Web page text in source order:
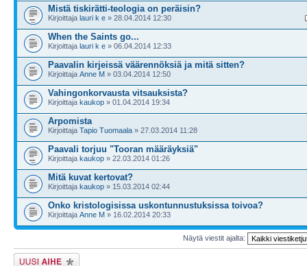
Mistä tiskirätti-teologia on peräisin?
Kirjoittaja lauri k e » 28.04.2014 12:30
When the Saints go...
Kirjoittaja lauri k e » 06.04.2014 12:33
Paavalin kirjeissä väärennöksiä ja mitä sitten?
Kirjoittaja Anne M » 03.04.2014 12:50
Vahingonkorvausta vitsauksista?
Kirjoittaja kaukop » 01.04.2014 19:34
Arpomista
Kirjoittaja Tapio Tuomaala » 27.03.2014 11:28
Paavali torjuu "Tooran määräyksiä"
Kirjoittaja kaukop » 22.03.2014 01:26
Mitä kuvat kertovat?
Kirjoittaja kaukop » 15.03.2014 02:44
Onko kristologisissa uskontunnustuksissa toivoa?
Kirjoittaja Anne M » 16.02.2014 20:33
Näytä viestit ajalta:
Lähetä uusi viesti